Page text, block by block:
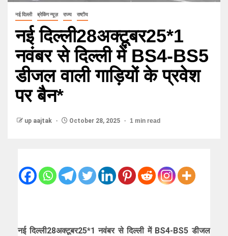
नई दिल्ली ब्रेकिंग न्यूज़ राज्य राष्टीय
नई दिल्ली28अक्टूबर25*1
नवंबर से दिल्ली में BS4-BS5
डीजल वाली गाड़ियों के प्रवेश
पर बैन*
up aajtak October 28, 2025 1 min read
नई दिल्ली28अक्टूबर25*1 नवंबर से दिल्ली में BS4-BS5 डीजल